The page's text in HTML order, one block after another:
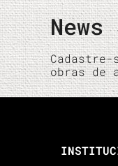
News
obras de